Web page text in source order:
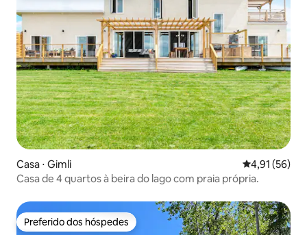
Casa ⋅ Gimli 4,91 de uma
4,91 (56)
Casa de 4 quartos à beira do lago com praia própria.
Preferido dos hóspedes
Preferido dos hóspedes